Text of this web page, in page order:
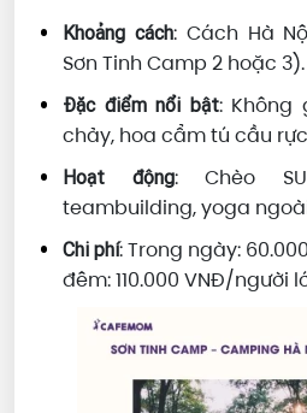
Khoảng cách: Cách Hà
Sơn Tinh Camp 2 hoặc 3).
Đặc điểm nổi bật: Không
chảy, hoa cẩm tú cầu
Hoạt động: Chèo
teambuilding, yoga
Chi phí: Trong ngày:
đêm: 110.000 VNĐ/người